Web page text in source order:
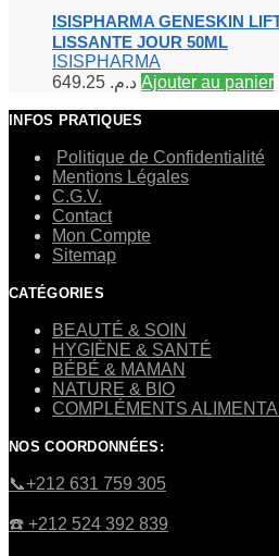
ISISPHARMA GENESKIN
LISSANTE JOUR 50ML
ISISPHARMA
د.م. Ajouter au panier
INFOS PRATIQUES
Politique de Confidentialité
Mentions Légales
C.G.V.
Contact
Mon Compte
Sitemap
CATÉGORIES
BEAUTÉ & SOIN
HYGIÈNE & SANTÉ
BÉBÉ & MAMAN
NATURE & BIO
COMPLÉMENTS
NOS COORDONNÉES:
​📞+212 631 759 305
☎️​ +212 524 392 839